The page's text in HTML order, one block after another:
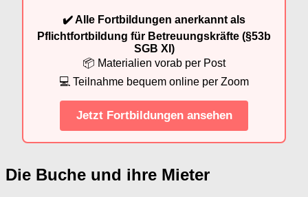
✔️ Alle Fortbildungen anerkannt als
Pflichtfortbildung für Betreuungskräfte (§53b
SGB XI)
📦 Materialien vorab per Post
💻 Teilnahme bequem online per Zoom
Jetzt Fortbildungen ansehen
Die Buche und ihre Mieter